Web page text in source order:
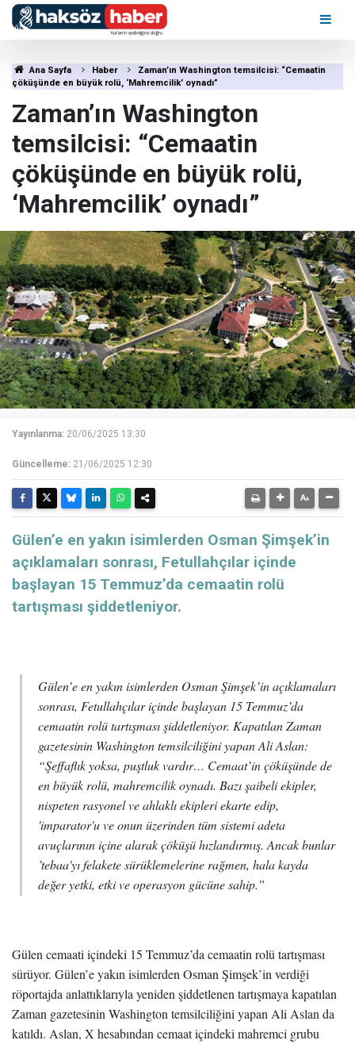
Ana Sayfa Haber
Zaman’ın Washington temsilcisi: “Cemaatin
çöküşünde en büyük rolü, ‘Mahremcilik’ oynadı”
Zaman’ın Washington
temsilcisi: “Cemaatin
çöküşünde en büyük rolü,
‘Mahremcilik’ oynadı”
Yayınlanma: 20/06/2025 13:30
Güncelleme: 21/06/2025 12:30
Gülen’e en yakın isimlerden Osman Şimşek’in
açıklamaları sonrası, Fetullahçılar içinde
başlayan 15 Temmuz’da cemaatin rolü
tartışması şiddetleniyor.
Gülen’e en yakın isimlerden Osman Şimşek’in açıklamaları
sonrası, Fetullahçılar içinde başlayan 15 Temmuz’da
cemaatin rolü tartışması şiddetleniyor. Kapatılan Zaman
gazetesinin Washington temsilciliğini yapan Ali Aslan:
“Şeffaflık yoksa, puştluk vardır… Cemaat’in çöküşünde de
en büyük rolü, mahremcilik oynadı. Bazı şaibeli ekipler,
nispeten rasyonel ve ahlaklı ekipleri ekarte edip,
'imparator'u ve onun üzerinden tüm sistemi adeta
avuçlarının içine alarak çöküşü hızlandırmış. Ancak bunlar
’tebaa'yı felakete sürüklemelerine rağmen, hala kayda
değer yetki, etki ve operasyon gücüne sahip.”
Gülen cemaati içindeki 15 Temmuz’da cemaatin rolü tartışması
sürüyor. Gülen’e yakın isimlerden Osman Şimşek’in verdiği
röportajda anlattıklarıyla yeniden şiddetlenen tartışmaya kapatılan
Zaman gazetesinin Washington temsilciliğini yapan Ali Aslan da
katıldı. Aslan, X hesabından cemaat içindeki mahremci grubu